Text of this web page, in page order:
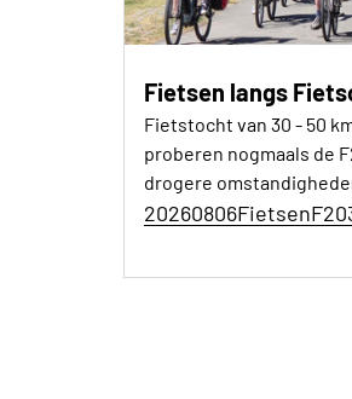
Fietsen langs
Fietstocht van 30 - 50
proberen nogmaals de
drogere